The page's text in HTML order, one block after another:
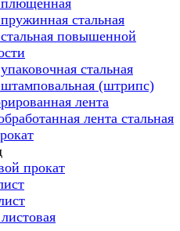
стальная
повышенной
стальная
(штрипс)
лента
лента стальная
прокат